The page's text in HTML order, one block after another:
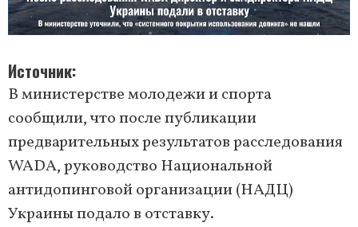
Источник
В министерстве молодежи и спорта
сообщили, что после публикации
предварительных результатов расследования
WADA, руководство Национальной
антидопинговой организации (НАДЦ)
Украины подало в отставку.